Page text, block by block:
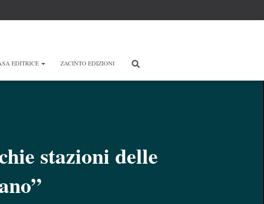
EDITRICE ZACINTO EDIZIONI
stazioni delle